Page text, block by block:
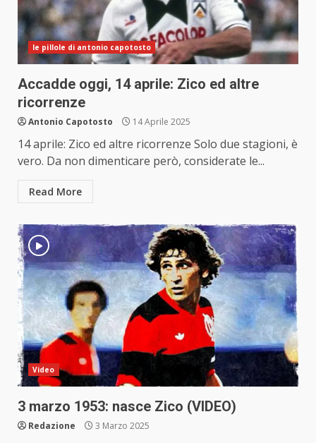
le pillole di antonio capotosto
Accadde oggi, 14 aprile: Zico ed altre
ricorrenze
Antonio Capotosto 14 Aprile 2025
14 aprile: Zico ed altre ricorrenze Solo due stagioni, è
vero. Da non dimenticare però, considerate le...
Read More
Video
3 marzo 1953: nasce Zico (VIDEO)
Redazione 3 Marzo 2025